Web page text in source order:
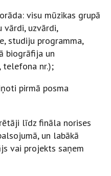
visu mūzikas grupā
uzvārdi,
studiju programma,
biogrāfija un
telefona nr.);
pirmā posma
līdz fināla norises
un labākā
vai projekts saņem